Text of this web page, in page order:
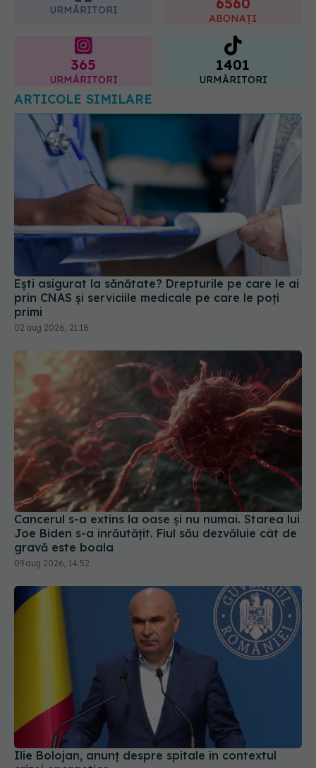
ABONAȚI
365
URMĂRITORI
1401
URMĂRITORI
Ești asigurat la sănătate? Drepturile pe care le ai
prin CNAS și serviciile medicale pe care le poți
primi
02 aug 2026, 21:18
Cancerul s-a extins la oase și nu numai. Starea lui
Joe Biden s-a înrăutățit. Fiul său dezvăluie cât de
gravă este boala
09 aug 2026, 14:52
Ilie Bolojan, anunț despre spitale în contextul
crizei energetice